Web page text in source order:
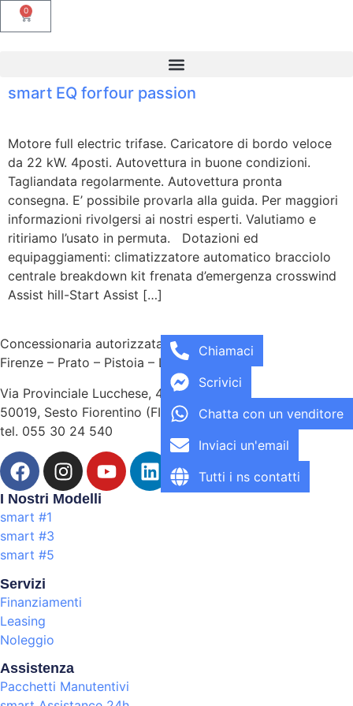
0
smart EQ forfour passion
Motore full electric trifase. Caricatore di bordo veloce
da 22 kW. 4posti. Autovettura in buone condizioni.
Tagliandata regolarmente. Autovettura pronta
consegna. E’ possibile provarla alla guida. Per maggiori
informazioni rivolgersi ai nostri esperti. Valutiamo e
ritiriamo l’usato in permuta. Dotazioni ed
equipaggiamenti: climatizzatore automatico bracciolo
centrale breakdown kit frenata d’emergenza crosswind
Assist hill-Start Assist […]
Concessionaria autorizzata smart
Firenze – Prato – Pistoia – Lucca – Massa
Via Provinciale Lucchese, 40
50019, Sesto Fiorentino (FI)
tel. 055 30 24 540
I Nostri Modelli
smart #1
smart #3
smart #5
Servizi
Finanziamenti
Leasing
Noleggio
Assistenza
Pacchetti Manutentivi
Chiamaci
Scrivici
Chatta con un venditore
Inviaci un'email
Tutti i ns contatti